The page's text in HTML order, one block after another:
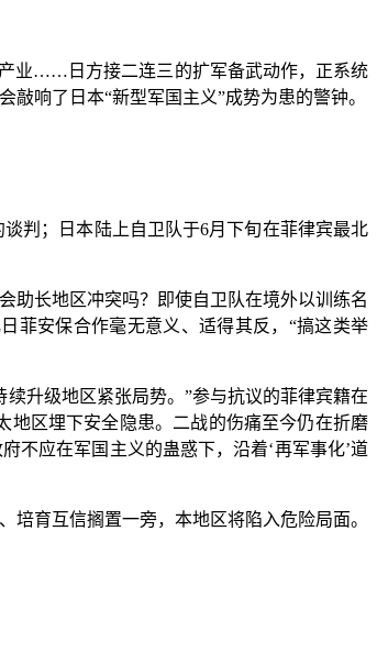
业……日方接二连三的扩军备武动作，正系统
响了日本“新型军国主义”成势为患的警钟。
判；日本陆上自卫队于6月下旬在菲律宾最北
长地区冲突吗？即使自卫队在境外以训练名
菲安保合作毫无意义、适得其反，“搞这类举
升级地区紧张局势。”参与抗议的菲律宾籍在
地区埋下安全隐患。二战的伤痛至今仍在折磨
不应在军国主义的蛊惑下，沿着‘再军事化’道
育互信搁置一旁，本地区将陷入危险局面。